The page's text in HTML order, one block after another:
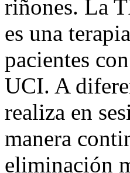
riñones. La
es una
pacientes
UCI. A
realiza en
manera
eliminación